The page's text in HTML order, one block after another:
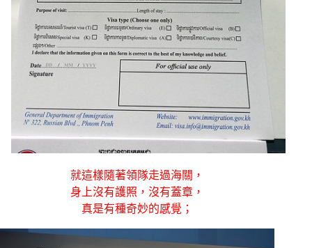
就這樣隨著領隊走過海關，
身上沒有護照，沒有蓋章，
真是有種奇妙的感覺；